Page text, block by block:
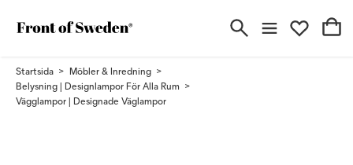
Startsida
Möbler & Inredning
Belysning | Designlampor För Alla Rum
Vägglampor | Designade Väglampor